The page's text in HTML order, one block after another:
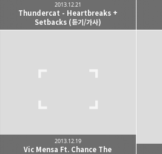
Thundercat - Heartbreaks +
Setbacks (듣기/가사)
2013.12.21
Vic Mensa Ft. Chance The
2013.12.19